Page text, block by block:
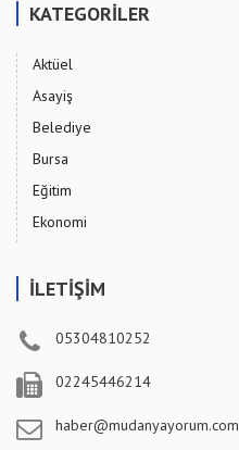
KATEGORİLER
Aktüel
Asayiş
Belediye
Bursa
Eğitim
Ekonomi
İLETİŞİM
05304810252
02245446214
haber@mudanyayorum.com